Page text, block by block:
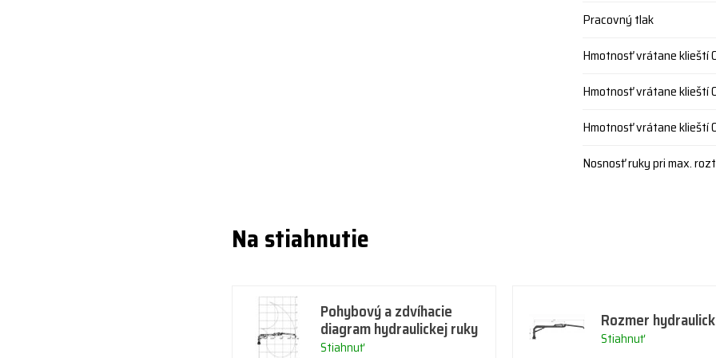
Pracovný tlak
Hmotnosť vrátane klieští
Hmotnosť vrátane klieští
Hmotnosť vrátane klieští
Nosnosť ruky pri max.
Na stiahnutie
Pohybový a zdvíhacie
diagram hydraulickej ruky
Stiahnuť
Rozmer
Stiahnuť